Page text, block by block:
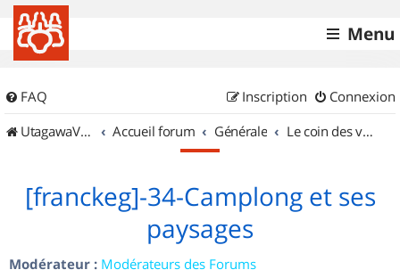
Menu
FAQ Connexion
Inscription
UtagawaVTT (Randos VTT et VTTAE avec traces GPS)
Accueil forum Générale Le coin des vidéastes
[franckeg]-34-Camplong et ses
paysages
Modérateur : Modérateurs des Forums